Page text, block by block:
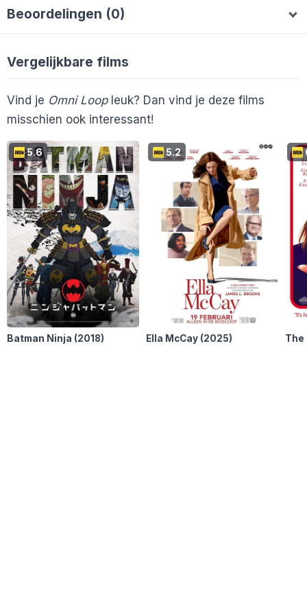
M Mitchelpouwels W
Beoordelingen (0)
Vergelijkbare films
Vind je Omni Loopleuk? Dan vind je deze films
misschien ook interessant!
5.6
Batman Ninja (2018)
5.2
Ella McCay (2025) The